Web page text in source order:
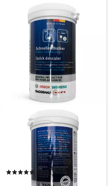
Schnellentkalker 00311919
Entkalker (1-St. für
Waschmaschine
Geschirrspüler)
(2)
ab 18,53 €